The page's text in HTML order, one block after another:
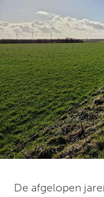
De afgelopen